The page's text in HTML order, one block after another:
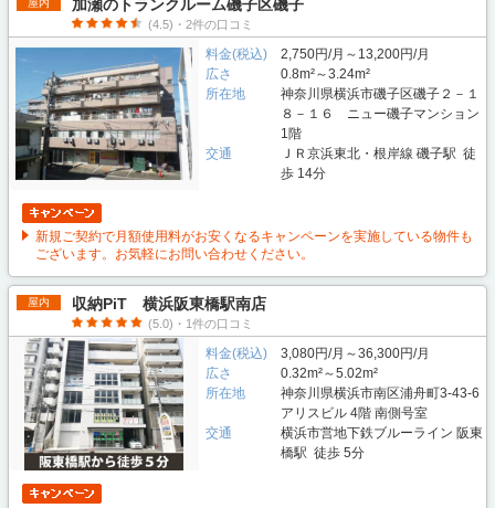
屋内 加瀬のトランクルーム磯子区磯子
(4.5)・2件の口コミ
料金(税込)
2,750円/月～13,200円/月
広さ
0.8m²～3.24m²
所在地
神奈川県横浜市磯子区磯子２－１
８－１６ ニュー磯子マンション
1階
交通
ＪＲ京浜東北・根岸線 磯子駅 徒
歩 14分
新規ご契約で月額使用料がお安くなるキャンペーンを実施している物件も
ございます。お気軽にお問い合わせください。
屋内 収納PiT 横浜阪東橋駅南店
(5.0)・1件の口コミ
料金(税込)
3,080円/月～36,300円/月
広さ
0.32m²～5.02m²
所在地
神奈川県横浜市南区浦舟町3-43-6
アリスビル 4階 南側号室
交通
横浜市営地下鉄ブルーライン 阪東
橋駅 徒歩 5分